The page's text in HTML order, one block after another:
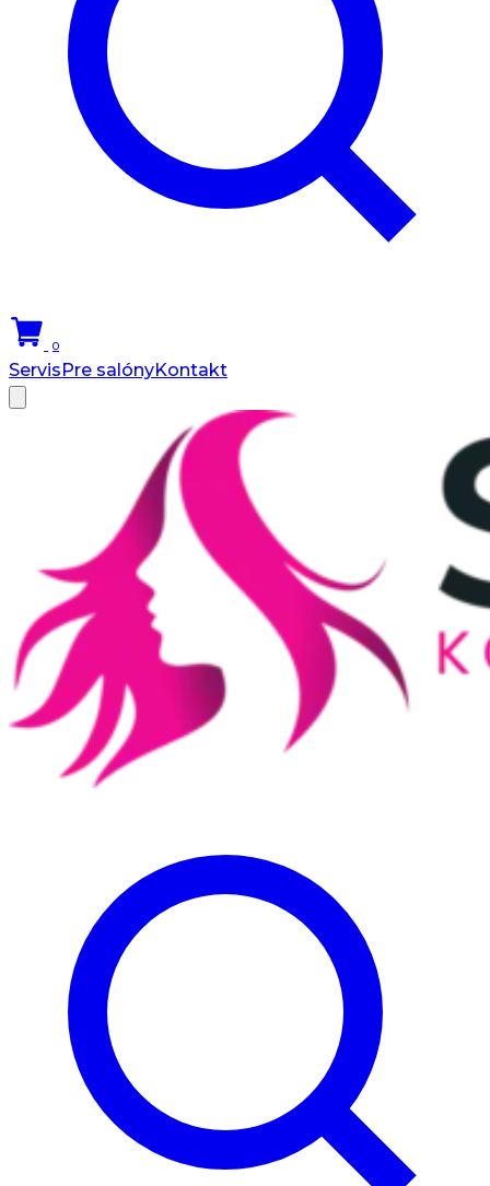
0
ServisPre salónyKontakt